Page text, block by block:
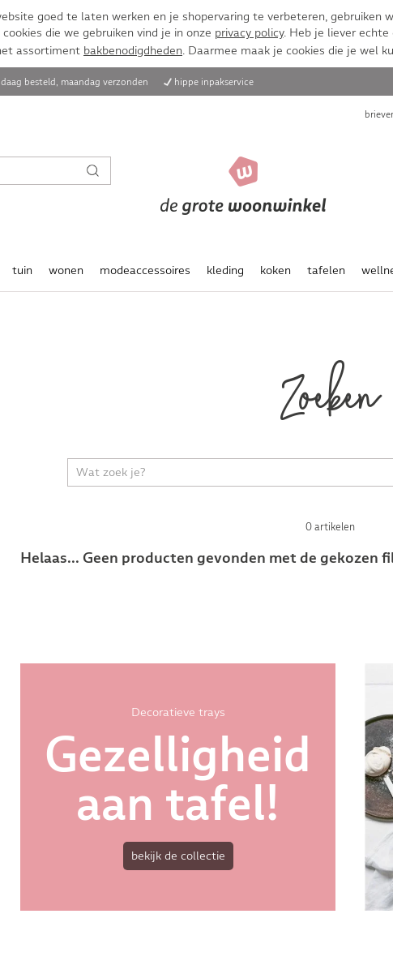
goed te laten werken en je shopervaring te verbeteren, gebruiken
die we gebruiken vind je in onze privacy policy. Heb je liever echte
assortiment bakbenodigdheden. Daarmee maak je cookies die je wel
besteld, maandag verzonden hippe inpakservice
tuin wonen modeaccessoires kleding koken tafelen
Zoeken
0 artikelen
Helaas... Geen producten gevonden met de gekozen
Decoratieve trays
Gezelligheid
aan tafel!
bekijk de collectie